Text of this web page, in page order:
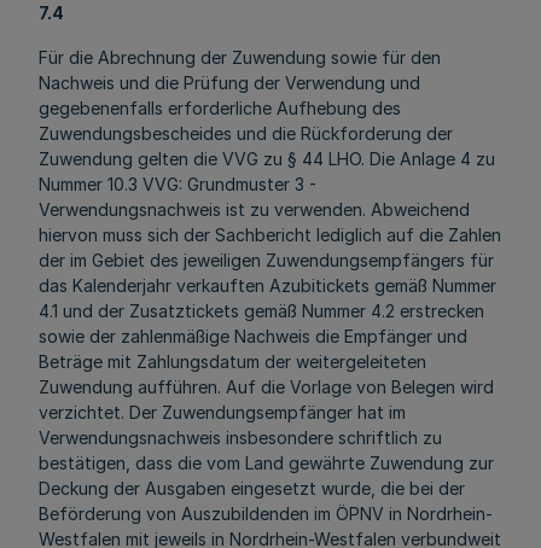
7.4
Für die Abrechnung der Zuwendung sowie für den
Nachweis und die Prüfung der Verwendung und
gegebenenfalls erforderliche Aufhebung des
Zuwendungsbescheides und die Rückforderung der
Zuwendung gelten die VVG zu § 44 LHO. Die Anlage 4 zu
Nummer 10.3 VVG: Grundmuster 3 -
Verwendungsnachweis ist zu verwenden. Abweichend
hiervon muss sich der Sachbericht lediglich auf die Zahlen
der im Gebiet des jeweiligen Zuwendungsempfängers für
das Kalenderjahr verkauften Azubitickets gemäß Nummer
4.1 und der Zusatztickets gemäß Nummer 4.2 erstrecken
sowie der zahlenmäßige Nachweis die Empfänger und
Beträge mit Zahlungsdatum der weitergeleiteten
Zuwendung aufführen. Auf die Vorlage von Belegen wird
verzichtet. Der Zuwendungsempfänger hat im
Verwendungsnachweis insbesondere schriftlich zu
bestätigen, dass die vom Land gewährte Zuwendung zur
Deckung der Ausgaben eingesetzt wurde, die bei der
Beförderung von Auszubildenden im ÖPNV in Nordrhein-
Westfalen mit jeweils in Nordrhein-Westfalen verbundweit